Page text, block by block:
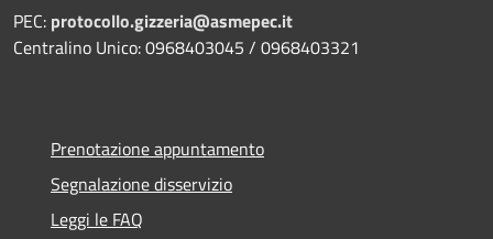
PEC: protocollo.gizzeria@asmepec.it
Centralino Unico: 0968403045 / 0968403321
Prenotazione appuntamento
Segnalazione disservizio
Leggi le FAQ